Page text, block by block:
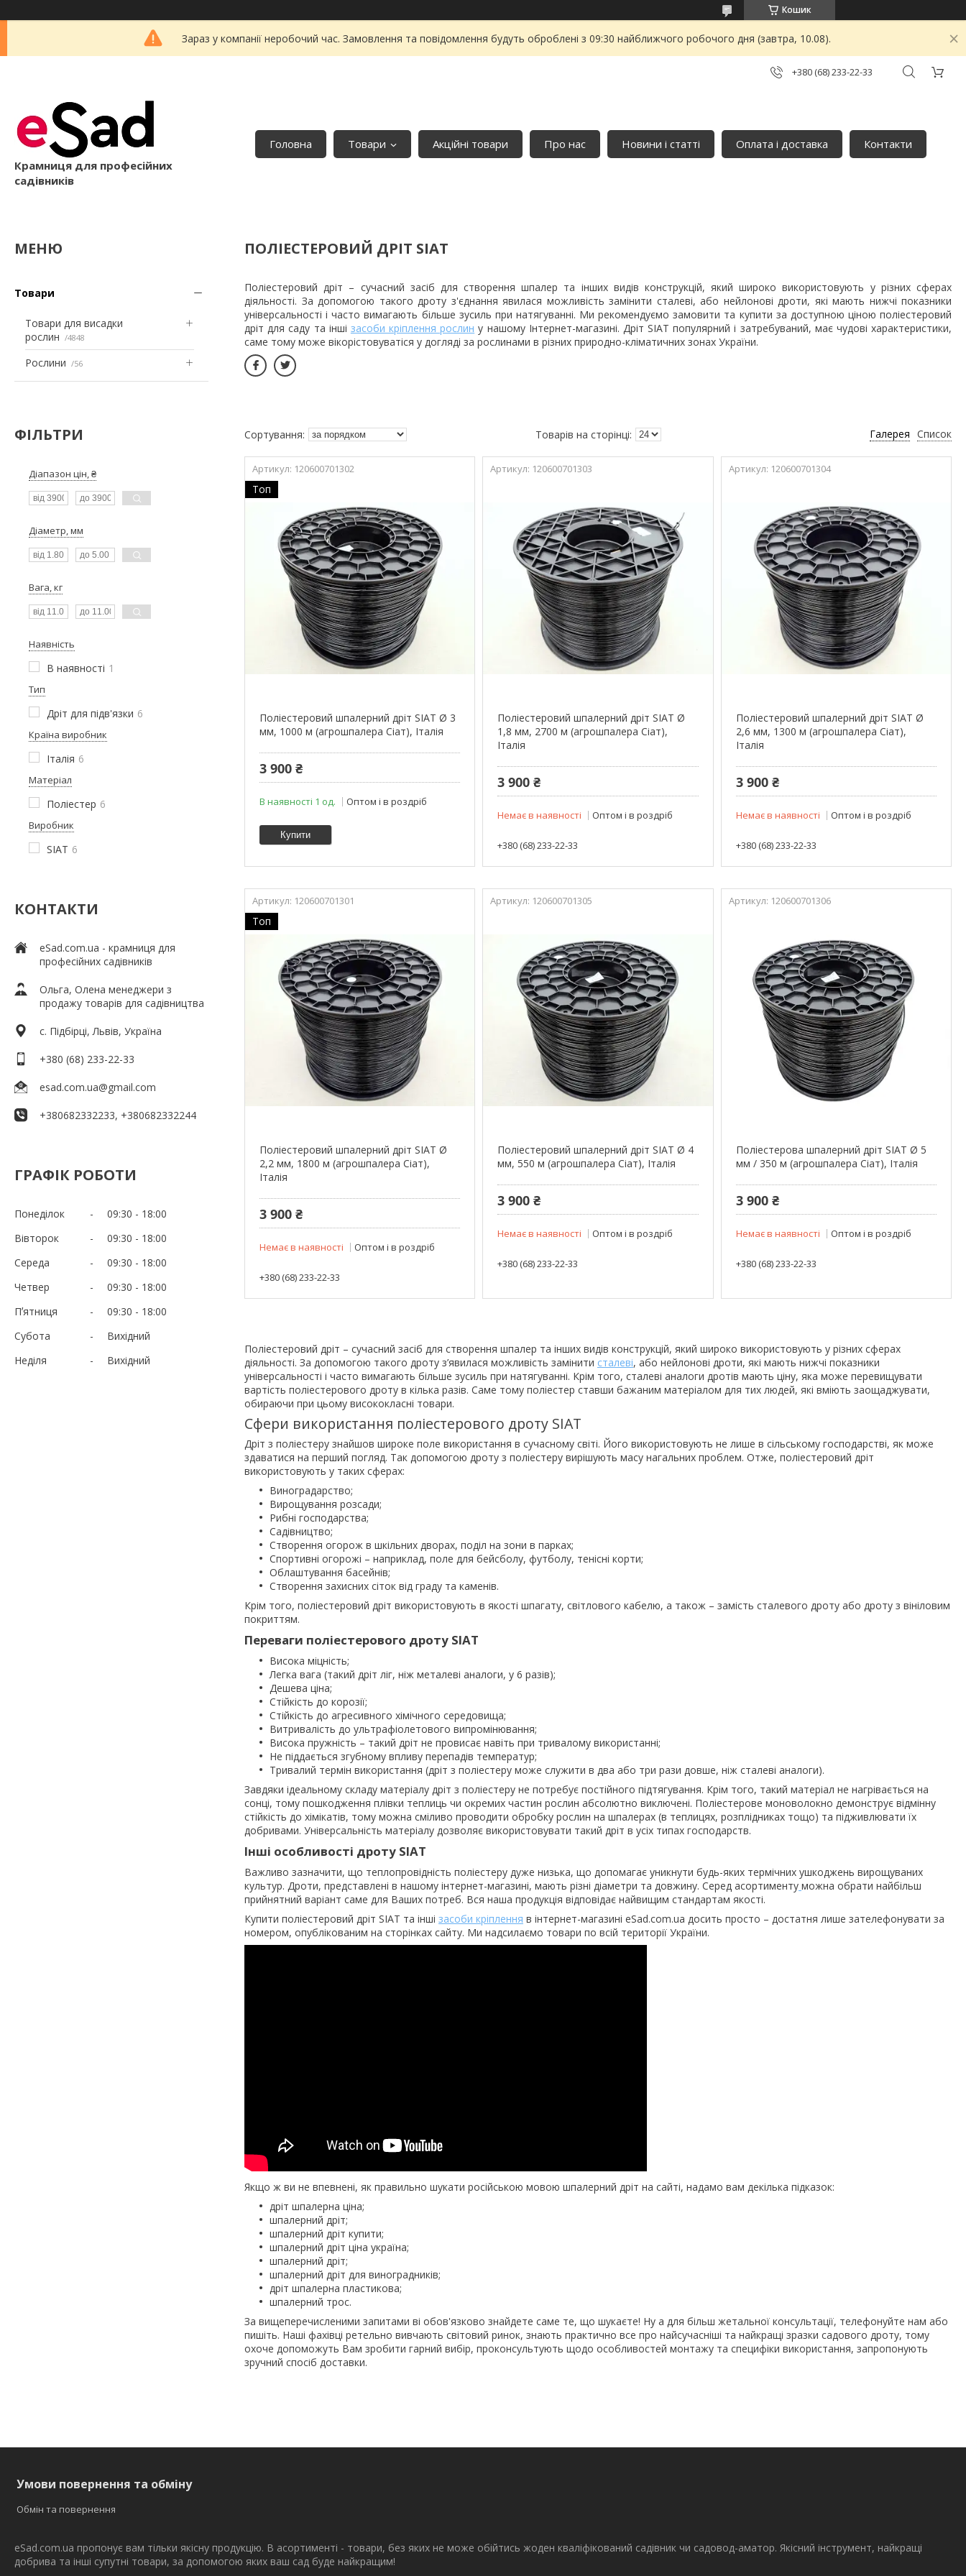
Кошик
Зараз у компанії неробочий час. Замовлення та повідомлення будуть оброблені з 09:30 найближчого робочого дня (завтра, 10.08).
+380 (68) 233-22-33
Крамниця для професійних
садівників
Головна Товари Акційні товари Про нас Новини і статті Оплата і доставка Контакти
Товари
Товари для висадки
рослин
4848
Рослини 56
ФІЛЬТРИ
Діапазон цін, ₴
Діаметр, мм
Вага, кг
Наявність
В наявності 1
Тип
Дріт для підв'язки 6
Країна виробник
Італія 6
Матеріал
Поліестер 6
Виробник
SIAT 6
КОНТАКТИ
eSad.com.ua - крамниця для
професійних садівників
Ольга, Олена менеджери з
продажу товарів для садівництва
c. Підбірці, Львів, Україна
+380 (68) 233-22-33
esad.com.ua@gmail.com
+380682332233, +380682332244
ГРАФІК РОБОТИ
Понеділок 09:30
18:00
Вівторок
09:30
18:00
Середа
09:30
18:00
Четвер
09:30
18:00
Пʼятниця
09:30
18:00
Субота
Вихідний
Неділя
Вихідний
ПОЛІЕСТЕРОВИЙ ДРІТ SIAT
Поліестеровий дріт – сучасний засіб для створення шпалер та інших видів конструкцій, який широко використовують у різних сферах
діяльності. За допомогою такого дроту з'єднання явилася можливість замінити сталеві, або нейлонові дроти, які мають нижчі показники
універсальності і часто вимагають більше зусиль при натягуванні. Ми рекомендуємо замовити та купити за доступною ціною поліестеровий
дріт для саду та інші засоби кріплення рослин у нашому Інтернет-магазині. Дріт SIAT популярний і затребуваний, має чудові характеристики,
саме тому може вікорістовуватіся у догляді за рослинами в різних природно-кліматичних зонах України.
Галерея Список
120600701302
Топ
Поліестеровий шпалерний дріт SIAT Ø 3
мм, 1000 м (агрошпалера Сіат), Італія
3 900 ₴
В наявності 1 од. Оптом і в роздріб
Купити
120600701303
Поліестеровий шпалерний дріт SIAT Ø
1,8 мм, 2700 м (агрошпалера Сіат),
Італія
3 900 ₴
Немає в наявності Оптом і в роздріб
+380 (68) 233-22-33
120600701304
Поліестеровий шпалерний дріт SIAT Ø
2,6 мм, 1300 м (агрошпалера Сіат),
Італія
3 900 ₴
Немає в наявності Оптом і в роздріб
+380 (68) 233-22-33
120600701301
Топ
Поліестеровий шпалерний дріт SIAT Ø
2,2 мм, 1800 м (агрошпалера Сіат),
Італія
3 900 ₴
Немає в наявності Оптом і в роздріб
+380 (68) 233-22-33
120600701305
Поліестеровий шпалерний дріт SIAT Ø 4
мм, 550 м (агрошпалера Сіат), Італія
3 900 ₴
Немає в наявності Оптом і в роздріб
+380 (68) 233-22-33
120600701306
Поліестерова шпалерний дріт SIAT Ø 5
мм / 350 м (агрошпалера Сіат), Італія
3 900 ₴
Немає в наявності Оптом і в роздріб
+380 (68) 233-22-33
Поліестеровий дріт – сучасний засіб для створення шпалер та інших видів конструкцій, який широко використовують у різних сферах
діяльності. За допомогою такого дроту з’явилася можливість замінити сталеві, або нейлонові дроти, які мають нижчі показники
універсальності і часто вимагають більше зусиль при натягуванні. Крім того, сталеві аналоги дротів мають ціну, яка може перевищувати
вартість поліестерового дроту в кілька разів. Саме тому поліестер ставши бажаним матеріалом для тих людей, які вміють заощаджувати,
обираючи при цьому висококласні товари.
Сфери використання поліестерового дроту SIAT
Дріт з поліестеру знайшов широке поле використання в сучасному світі. Його використовують не лише в сільському господарстві, як може
здаватися на перший погляд. Так допомогою дроту з поліестеру вирішують масу нагальних проблем. Отже, поліестеровий дріт
використовують у таких сферах:
Виноградарство;
Вирощування розсади;
Рибні господарства;
Садівництво;
Створення огорож в шкільних дворах, поділ на зони в парках;
Спортивні огорожі – наприклад, поле для бейсболу, футболу, тенісні корти;
Облаштування басейнів;
Створення захисних сіток від граду та каменів.
Крім того, поліестеровий дріт використовують в якості шпагату, світлового кабелю, а також – замість сталевого дроту або дроту з вініловим
покриттям.
Переваги поліестерового дроту SIAT
Висока міцність;
Легка вага (такий дріт ліг, ніж металеві аналоги, у 6 разів);
Дешева ціна;
Стійкість до корозії;
Стійкість до агресивного хімічного середовища;
Витривалість до ультрафіолетового випромінювання;
Висока пружність – такий дріт не провисає навіть при тривалому використанні;
Не піддається згубному впливу перепадів температур;
Тривалий термін використання (дріт з поліестеру може служити в два або три рази довше, ніж сталеві аналоги).
Завдяки ідеальному складу матеріалу дріт з поліестеру не потребує постійного підтягування. Крім того, такий матеріал не нагрівається на
сонці, тому пошкодження плівки теплиць чи окремих частин рослин абсолютно виключені. Поліестерове моноволокно демонструє відмінну
стійкість до хімікатів, тому можна сміливо проводити обробку рослин на шпалерах (в теплицях, розплідниках тощо) та підживлювати їх
добривами. Універсальність матеріалу дозволяє використовувати такий дріт в усіх типах господарств.
Інші особливості дроту SIAT
Важливо зазначити, що теплопровідність поліестеру дуже низька, що допомагає уникнути будь-яких термічних ушкоджень вирощуваних
культур. Дроти, представлені в нашому інтернет-магазині, мають різні діаметри та довжину. Серед асортименту можна обрати найбільш
прийнятний варіант саме для Ваших потреб. Вся наша продукція відповідає найвищим стандартам якості.
Купити поліестеровий дріт SIAT та інші засоби кріплення в інтернет-магазині eSad.com.ua досить просто – достатня лише зателефонувати за
номером, опублікованим на сторінках сайту. Ми надсилаємо товари по всій території України.
Якщо ж ви не впевнені, як правильно шукати російською мовою шпалерний дріт на сайті, надамо вам декілька підказок:
дріт шпалерна ціна;
шпалерний дріт;
шпалерний дріт купити;
шпалерний дріт ціна україна;
шпалерний дріт;
шпалерний дріт для виноградників;
дріт шпалерна пластикова;
шпалерний трос.
За вищеперечисленими запитами ві обов'язково знайдете саме те, що шукаєте! Ну а для більш жетальної консультації, телефонуйте нам або
пишіть. Наші фахівці ретельно вивчають світовий ринок, знають практично все про найсучасніші та найкращі зразки садового дроту, тому
охоче допоможуть Вам зробити гарний вибір, проконсультують щодо особливостей монтажу та специфіки використання, запропонують
зручний спосіб доставки.
Умови повернення та обміну
Обмін та повернення
eSad.com.ua пропонує вам тільки якісну продукцію. В асортименті - товари, без яких не може обійтись жоден кваліфікований садівник чи садовод-аматор. Якісний інструмент, найкращі
добрива та інші супутні товари, за допомогою яких ваш сад буде найкращим!